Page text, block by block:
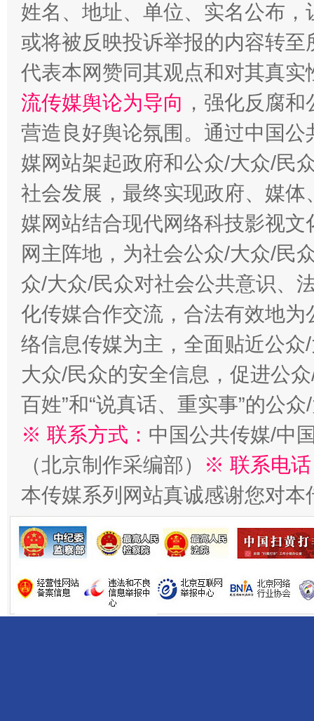
东山县通报“牛蛙产品抗生素超标问题”
千年窑火 生生不息 一
揭开“小金库”的免责幌子
姓名、地址、单位、实名公布
或将被反映投诉举报的内容转
代表本网赞同其观点和对其真实
流传媒舆论为导向 ，强化反腐
营造良好舆论氛围。通过中国
媒网站架起政府和公众/大众/民
社会发展，最终实现政府、媒
媒网站结合现代网络科技影视
网主阵地，为社会公众/大众/民
众/大众/民众对社会公共意识、
化传媒合作交流，合法有效地
络信息传媒为主，全面贴近公
大众/民众的安全信息，促进公
百姓”和“说真话、重实事”的公
※ 联系方式： 中国公共传媒/中
（北京制作采编部）
※ 联系电
本传媒系列网站真诚感谢您对